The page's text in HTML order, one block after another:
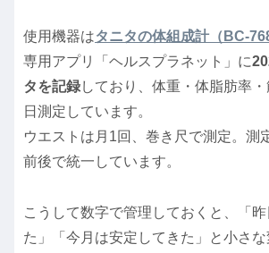
使用機器はタニタの体組成計（BC-768
専用アプリ「ヘルスプラネット」に
タを記録しており、体重・体脂肪率
日測定しています。
ウエストは月1回、巻き尺で測定。測
前後で統一しています。
こうして数字で管理しておくと、「
た」「今月は安定してきた」と小さ